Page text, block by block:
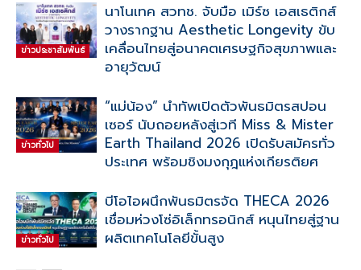
ข่าวประชาสัมพันธ์
นาโนเทค สวทช. จับมือ เมิร์ซ เอสเธติกส์
วางรากฐาน Aesthetic Longevity ขับ
เคลื่อนไทยสู่อนาคตเศรษฐกิจสุขภาพและ
อายุวัฒน์
ข่าวทั่วไป
“แม่น้อง” นำทัพเปิดตัวพันธมิตรสปอน
เซอร์ นับถอยหลังสู่เวที Miss & Mister
Earth Thailand 2026 เปิดรับสมัครทั่ว
ประเทศ พร้อมชิงมงกุฎแห่งเกียรติยศ
ข่าวทั่วไป
บีโอไอผนึกพันธมิตรจัด THECA 2026
เชื่อมห่วงโซ่อิเล็กทรอนิกส์ หนุนไทยสู่ฐาน
ผลิตเทคโนโลยีขั้นสูง